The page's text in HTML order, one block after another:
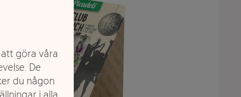
göra våra
De
du någon
i alla